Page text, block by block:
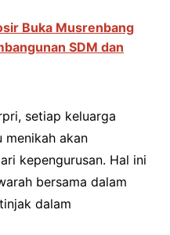
Buka Musrenbang
SDM dan
setiap keluarga
akan
kepengurusan. Hal ini
bersama dalam
dalam